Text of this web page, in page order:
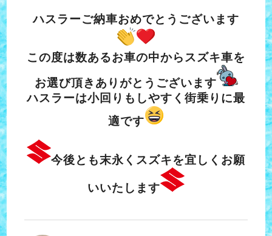
ハスラーご納車おめでとうございます
この度は数あるお車の中からスズキ車を
お選び頂きありがとうございます
ハスラーは小回りもしやすく街乗りに最
適です
今後とも末永くスズキを宜しくお願
いいたします